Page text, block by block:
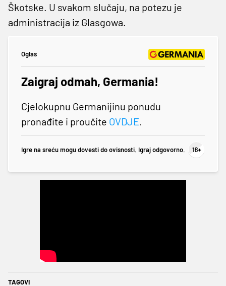
Škotske. U svakom slučaju, na potezu je
administracija iz Glasgowa.
Oglas
Zaigraj odmah, Germania!
Cjelokupnu Germanijinu ponudu
pronađite i proučite OVDJE.
Igre na sreću mogu dovesti do ovisnosti. Igraj odgovorno.
TAGOVI